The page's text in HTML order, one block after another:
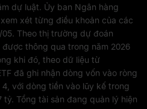
dự luật. Ủy ban Ngân hàng
xét từng điều khoản của các
Theo thị trường dự đoán
thông qua trong năm 2026
khi đó, theo dữ liệu từ
đã ghi nhận dòng vốn vào ròng
với dòng tiền vào lũy kế trong
Tổng tài sản đang quản lý hiện